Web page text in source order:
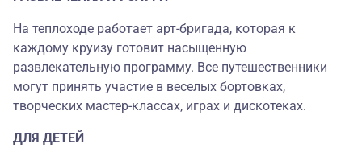
На теплоходе работает арт-бригада, которая к
каждому круизу готовит насыщенную
развлекательную программу. Все путешественники
могут принять участие в веселых бортовках,
творческих мастер-классах, играх и дискотеках.
ДЛЯ ДЕТЕЙ